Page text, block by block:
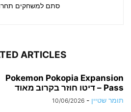
סתם למשחקים
ARTICLES
Pokemon Pokopia Expansion
Pass – דיטו חוזר בקרוב מאוד
תומר שטיין -
10/06/2026